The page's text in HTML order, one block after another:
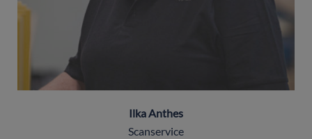
Ilka Anthes
Scanservice